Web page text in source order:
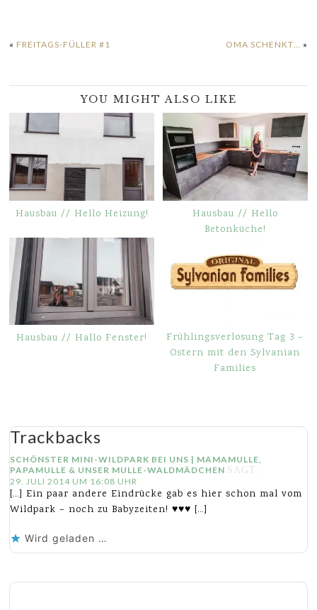
« FREITAGS-FÜLLER #1 OMA SCHENKT… »
YOU MIGHT ALSO LIKE
Hausbau // Hello Heizung!
Hausbau // Hello
Betonküche!
Hausbau // Hallo Fenster!
Frühlingsverlosung Tag 3 –
Ostern mit den Sylvanian
Families
Trackbacks
SCHÖNSTER MINI-WILDPARK BEI UNS | MAMAMULLE,
PAPAMULLE & UNSER MULLE-WALDMÄDCHEN SAGT:
29. JULI 2014 UM 16:08 UHR
[…] Ein paar andere Eindrücke gab es hier schon mal vom
Wildpark – noch zu Babyzeiten! ♥♥♥ […]
Wird geladen …